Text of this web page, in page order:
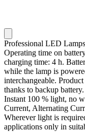
Professional LED
Operating time on
charging time: 4 h.
while the lamp is
interchangeable.
thanks to backup
Instant 100 % light, no
Current, Alternating
Wherever light is
applications only in